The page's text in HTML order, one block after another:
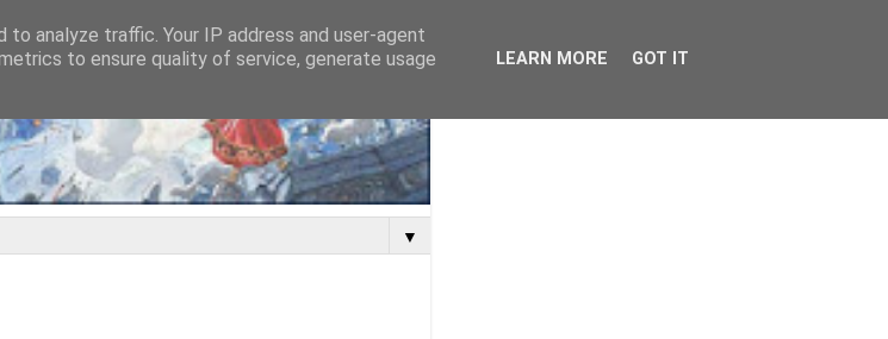
▼
analyze traffic. Your IP address and user-agent
to ensure quality of service, generate usage
LEARN MORE GOT IT